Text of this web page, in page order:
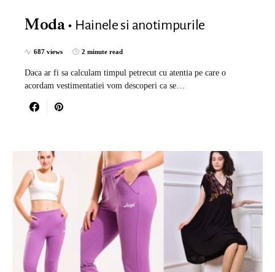
Moda Hainele si anotimpurile
687 views 2 minute read
Daca ar fi sa calculam timpul petrecut cu atentia pe care o
acordam vestimentatiei vom descoperi ca se…